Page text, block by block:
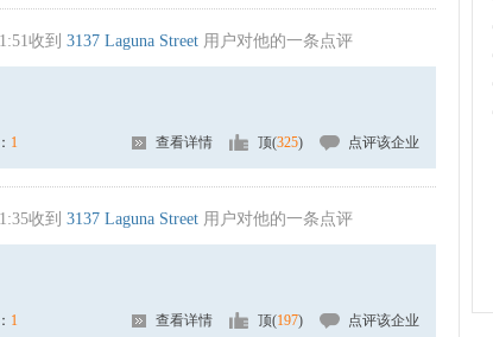
收到 3137 Laguna Street 用户对他的一条点评
1 查看详情 顶(325) 点评该企业
收到 3137 Laguna Street 用户对他的一条点评
1 查看详情 顶(197) 点评该企业